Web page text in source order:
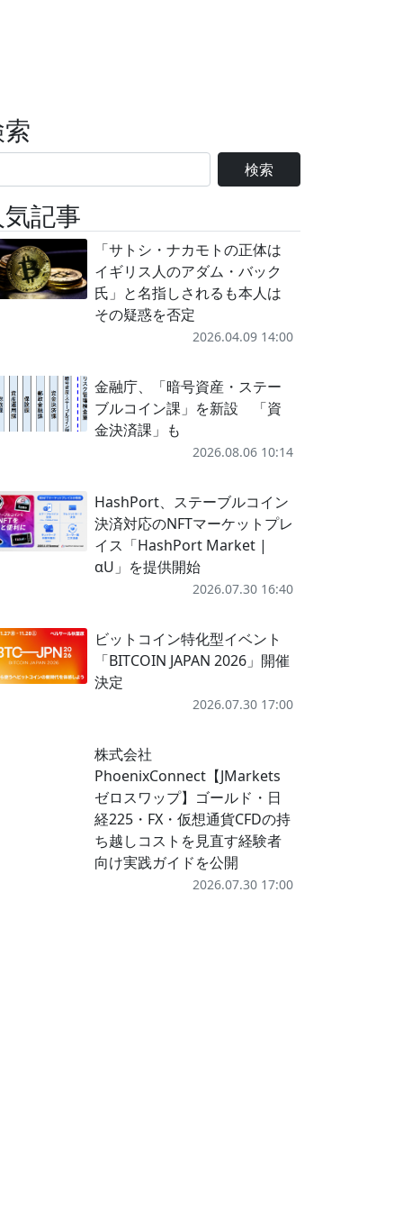
検索
記事
「サトシ・ナカモトの正体は
イギリス人のアダム・バック
氏」と名指しされるも本人は
その疑惑を否定
2026.04.09 14:00
金融庁、「暗号資産・ステー
ブルコイン課」を新設 「資
金決済課」も
2026.08.06 10:14
HashPort、ステーブルコイン
決済対応のNFTマーケットプレ
イス「HashPort Market |
αU」を提供開始
2026.07.30 16:40
ビットコイン特化型イベント
「BITCOIN JAPAN 2026」開催
決定
2026.07.30 17:00
株式会社
PhoenixConnect【JMarkets
ゼロスワップ】ゴールド・日
経225・FX・仮想通貨CFDの持
ち越しコストを見直す経験者
向け実践ガイドを公開
2026.07.30 17:00